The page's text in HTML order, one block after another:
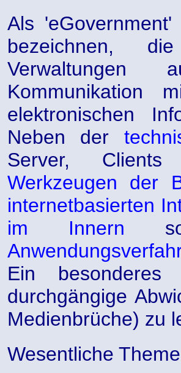
Als
bezeichnen,
Kommunikation
elektronischen
Neben der
Server,
Werkzeugen der
internetbasierten
im Innern
Ein
durchgängige
Medienbrüche) zu
Wesentliche